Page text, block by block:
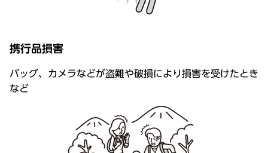
携行品損害
バッグ、カメラなどが盗難や破損により損害を受けたとき
など